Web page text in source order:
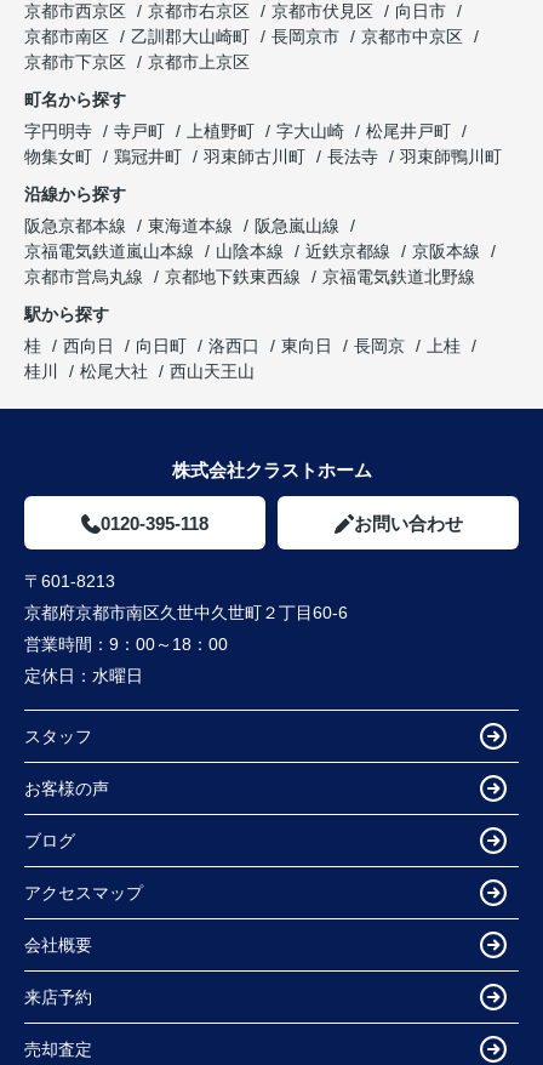
京都市西京区
京都市右京区 京都市伏見区
向日市
京都市南区
乙訓郡大山崎町 長岡京市
京都市中京区
京都市下京区
京都市上京区
町名から探す
字円明寺
寺戸町 上植野町 字大山崎
松尾井戸町
物集女町
鶏冠井町 羽束師古川町 長法寺
羽束師鴨川町
沿線から探す
阪急京都本線
東海道本線
阪急嵐山線
京福電気鉄道嵐山本線
山陰本線 近鉄京都線
京阪本線
京都市営烏丸線
京都地下鉄東西線
京福電気鉄道北野線
駅から探す
桂
西向日 向日町 洛西口 東向日 長岡京
上桂
桂川
松尾大社 西山天王山
株式会社クラストホーム
0120-395-118 お問い合わせ
〒601-8213
京都府京都市南区久世中久世町２丁目60-6
営業時間： 9：00～18：00
定休日： 水曜日
スタッフ
お客様の声
ブログ
アクセスマップ
会社概要
来店予約
売却査定